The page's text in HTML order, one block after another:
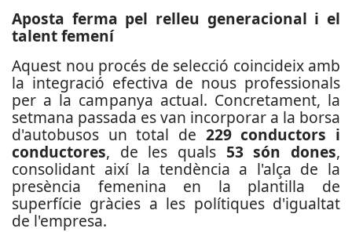
Aposta ferma pel relleu generacional i el
talent femení
Aquest nou procés de selecció coincideix amb
la integració efectiva de nous professionals
per a la campanya actual. Concretament, la
setmana passada es van incorporar a la borsa
d'autobusos un total de 229 conductors i
conductores, de les quals 53 són dones,
consolidant així la tendència a l'alça de la
presència femenina en la plantilla de
superfície gràcies a les polítiques d'igualtat
de l'empresa.